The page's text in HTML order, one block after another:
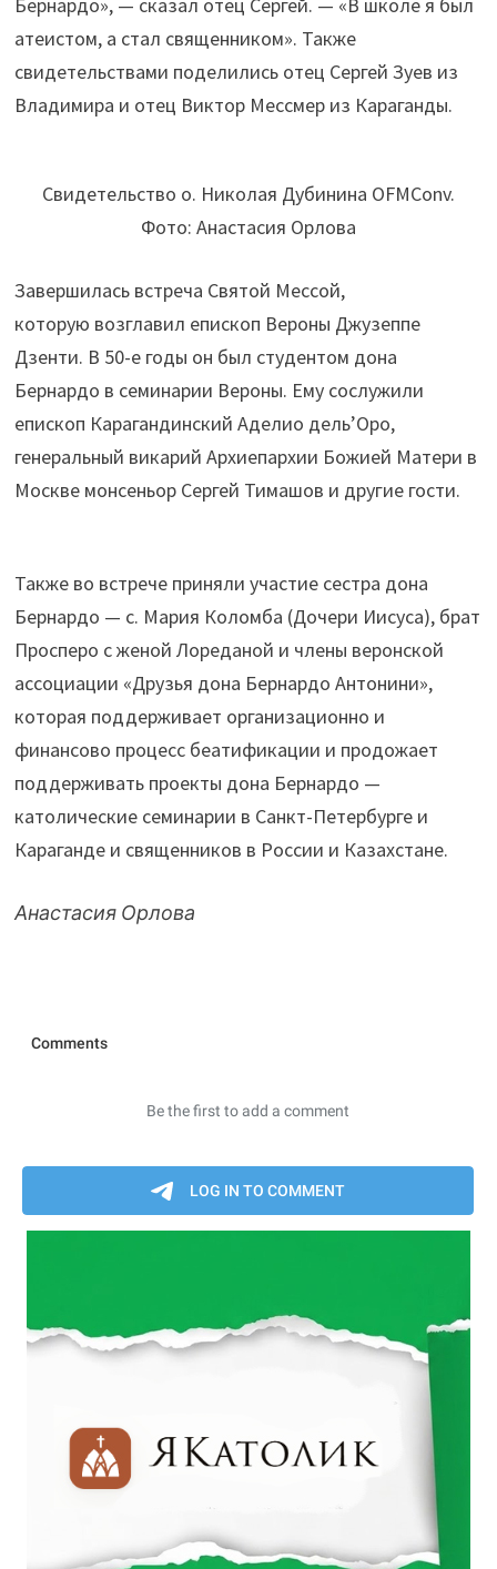
атеистом, а стал священником». Также
свидетельствами поделились отец Сергей Зуев из
Владимира и отец Виктор Мессмер из Караганды.
Свидетельство о. Николая Дубинина OFMConv.
Фото: Анастасия Орлова
Завершилась встреча Святой Мессой,
которую возглавил епископ Вероны Джузеппе
Дзенти. В 50-е годы он был студентом дона
Бернардо в семинарии Вероны. Ему сослужили
епископ Карагандинский Аделио дель’Оро,
генеральный викарий Архиепархии Божией Матери в
Москве монсеньор Сергей Тимашов и другие гости.
Также во встрече приняли участие сестра дона
Бернардо — с. Мария Коломба (Дочери Иисуса), брат
Просперо с женой Лореданой и члены веронской
ассоциации «Друзья дона Бернардо Антонини»,
которая поддерживает организационно и
финансово процесс беатификации и продожает
поддерживать проекты дона Бернардо —
католические семинарии в Санкт-Петербурге и
Караганде и священников в России и Казахстане.
Анастасия Орлова